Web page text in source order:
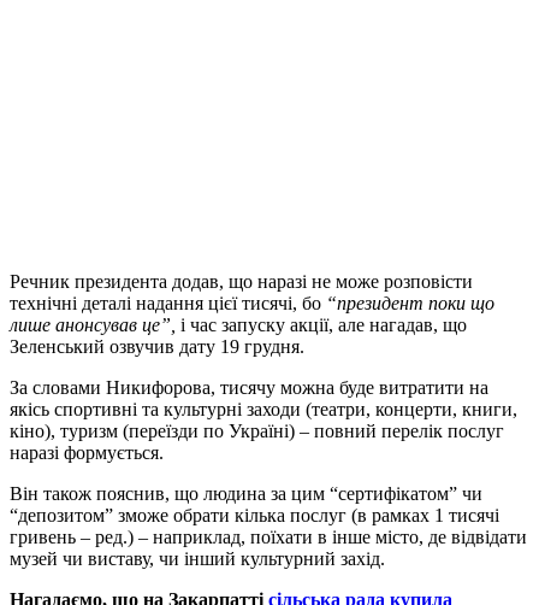
Речник президента додав, що наразі не може розповісти
технічні деталі надання цієї тисячі, бо “президент поки що
лише анонсував це”, і час запуску акції, але нагадав, що
Зеленський озвучив дату 19 грудня.
За словами Никифорова, тисячу можна буде витратити на
якісь спортивні та культурні заходи (театри, концерти, книги,
кіно), туризм (переїзди по Україні) – повний перелік послуг
наразі формується.
Він також пояснив, що людина за цим “сертифікатом” чи
“депозитом” зможе обрати кілька послуг (в рамках 1 тисячі
гривень – ред.) – наприклад, поїхати в інше місто, де відвідати
музей чи виставу, чи інший культурний захід.
Нагадаємо, що на Закарпатті сільська рада купила